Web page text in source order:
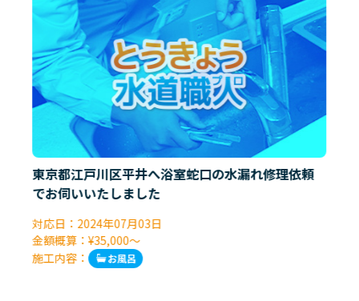
東京都江戸川区平井へ浴室蛇口の水漏れ修理依頼
でお伺いいたしました
対応日： 2024年07月03日
金額概算：¥35,000～
施工内容：
お風呂